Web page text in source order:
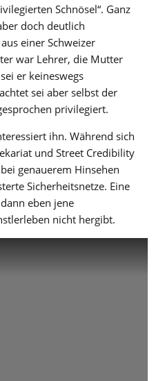
Schnösel“. Ganz
doch deutlich
einer Schweizer
war Lehrer, die Mutter
er keineswegs
sei aber selbst der
privilegiert.
ihn. Während sich
und Street Credibility
genauerem Hinsehen
Sicherheitsnetze. Eine
eben jene
nicht hergibt.